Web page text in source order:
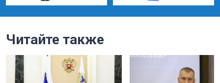
Читайте также